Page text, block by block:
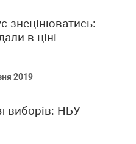
знецінюватись:
в ціні
2019
виборів: НБУ